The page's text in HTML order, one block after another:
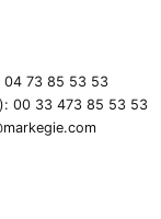
04 73 85 53 53
00 33 473 85 53 53